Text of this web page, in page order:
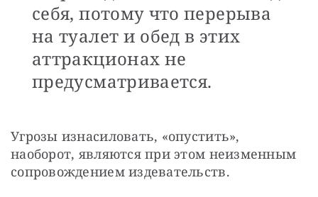
себя, потому что перерыва
на туалет и обед в этих
аттракционах не
предусматривается.
Угрозы изнасиловать, «опустить»,
наоборот, являются при этом неизменным
сопровождением издевательств.